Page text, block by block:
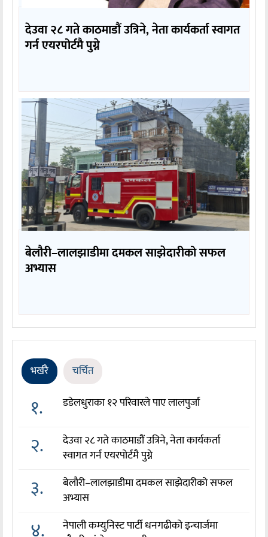
देउवा २८ गते काठमाडौं उत्रिने, नेता कार्यकर्ता स्वागत
गर्न एयरपोर्टमै पुग्ने
बेलौरी–लालझाडीमा दमकल साझेदारीको सफल
अभ्यास
भर्खरै चर्चित
१. डडेलधुराका १२ परिवारले पाए लालपुर्जा
२.
देउवा २८ गते काठमाडौं उत्रिने, नेता कार्यकर्ता
स्वागत गर्न एयरपोर्टमै पुग्ने
३.
बेलौरी–लालझाडीमा दमकल साझेदारीको सफल
अभ्यास
नेपाली कम्युनिस्ट पार्टी धनगढीको इन्चार्जमा